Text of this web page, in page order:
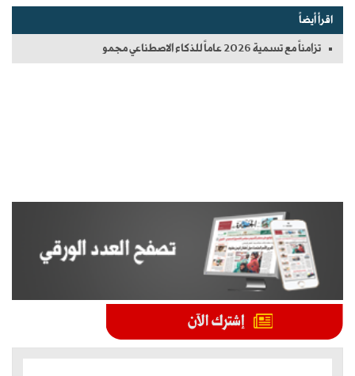
اقرأ أيضاً
تزامناً مع تسمية 2026 عاماً للذكاء الاصطناعي مجمو